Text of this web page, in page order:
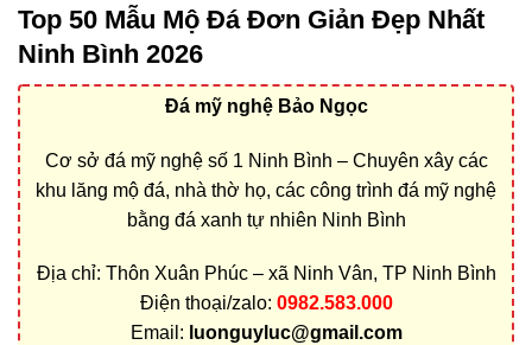
Top 50 Mẫu Mộ Đá Đơn Giản Đẹp Nhất
Ninh Bình 2026
Đá mỹ nghệ Bảo Ngọc
Cơ sở đá mỹ nghệ số 1 Ninh Bình – Chuyên xây các
khu lăng mộ đá, nhà thờ họ, các công trình đá mỹ nghệ
bằng đá xanh tự nhiên Ninh Bình
Địa chỉ: Thôn Xuân Phúc – xã Ninh Vân, TP Ninh Bình
Điện thoại/zalo: 0982.583.000
Email: luonguyluc@gmail.com